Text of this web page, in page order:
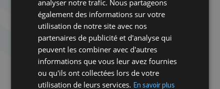
combat pour l’égalité avec celui pour l’identité. «
n’y a pas de mal à être fier de ses origines ou son
identité mais si la question identitaire devient l’axe
central du combat antiraciste, on risque de
s’engager dans une surenchère évacuant l’égalité
des droits et les problèmes de discrimination
assure Carlos Crespo.« L’essentiel est que l’article
analyser notre trafic. Nous partageons
également des informations sur votre
utilisation de notre site avec nos
partenaires de publicité et d'analyse qui
peuvent les combiner avec d'autres
informations que vous leur avez fournies
ou qu'ils ont collectées lors de votre
utilisation de leurs services. En savoir plus